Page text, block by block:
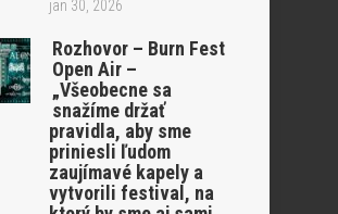
jan 30, 2026
Rozhovor – Burn Fest
Open Air –
„Všeobecne sa
snažíme držať
pravidla, aby sme
priniesli ľudom
zaujímavé kapely a
vytvorili festival, na